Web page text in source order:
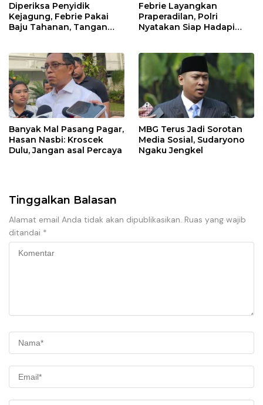
Diperiksa Penyidik
Kejagung, Febrie Pakai
Baju Tahanan, Tangan
Febrie Layangkan
Praperadilan, Polri
Nyatakan Siap Hadapi
Banyak Mal Pasang Pagar,
Hasan Nasbi: Kroscek
Dulu, Jangan asal Percaya
MBG Terus Jadi Sorotan
Media Sosial, Sudaryono
Ngaku Jengkel
Tinggalkan Balasan
Alamat email Anda tidak akan dipublikasikan. Ruas yang wajib
ditandai *